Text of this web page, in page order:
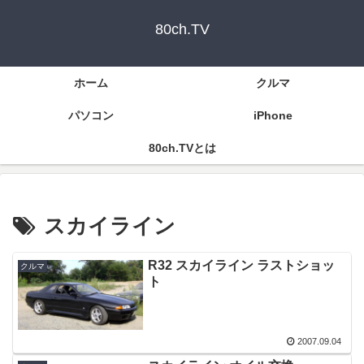
80ch.TV
ホーム クルマ
パソコン iPhone
80ch.TVとは
スカイライン
クルマ
R32 スカイライン ラストショッ
ト
2007.09.04